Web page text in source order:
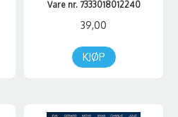
Vare nr. 7333018012240
39,00
KJØP